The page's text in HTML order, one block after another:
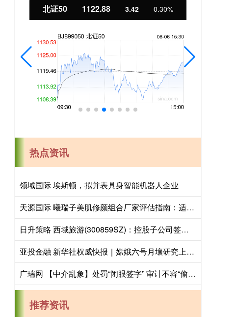
北证50 1122.88 3.42 0.30%
热点资讯
领域国际 埃斯顿，拟并表具身智能机器人企业
天源国际 曦瑞子美肌修颜组合厂家评估指南：适配美容院问题肌修复全周期场景
日升策略 西域旅游(300859SZ)：控股子公司签署《委托运营管理合同》
亚投金融 新华社权威快报｜嫦娥六号月壤研究上新：月球背面的月幔有点“冷”
广瑞网 【中介乱象】处罚“闭眼签字” 审计不容“偷懒”
推荐资讯